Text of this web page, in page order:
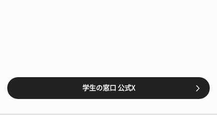
学生の窓口 公式X